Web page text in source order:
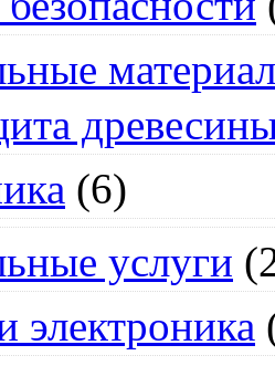
(6)
услуги
электроника